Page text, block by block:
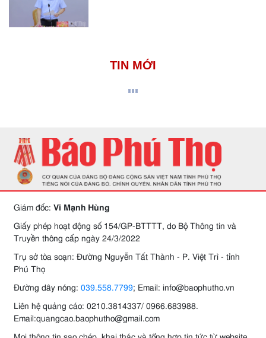
TIN MỚI
Giám đốc: Vi Mạnh Hùng
Giấy phép hoạt động số 154/GP-BTTTT, do Bộ Thông tin và
Truyền thông cấp ngày 24/3/2022
Trụ sở tòa soạn: Đường Nguyễn Tất Thành - P. Việt Trì - tỉnh
Phú Thọ
Đường dây nóng: 039.558.7799; Email: info@baophutho.vn
Liên hệ quảng cáo: 0210.3814337/ 0966.683988.
Email:quangcao.baophutho@gmail.com